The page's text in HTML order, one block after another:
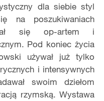
dla siebie styl
na poszukiwaniach
się op-artem i
Pod koniec życia
używał już tylko
i intensywnych
swoim dziełom
rzymską. Wystawa